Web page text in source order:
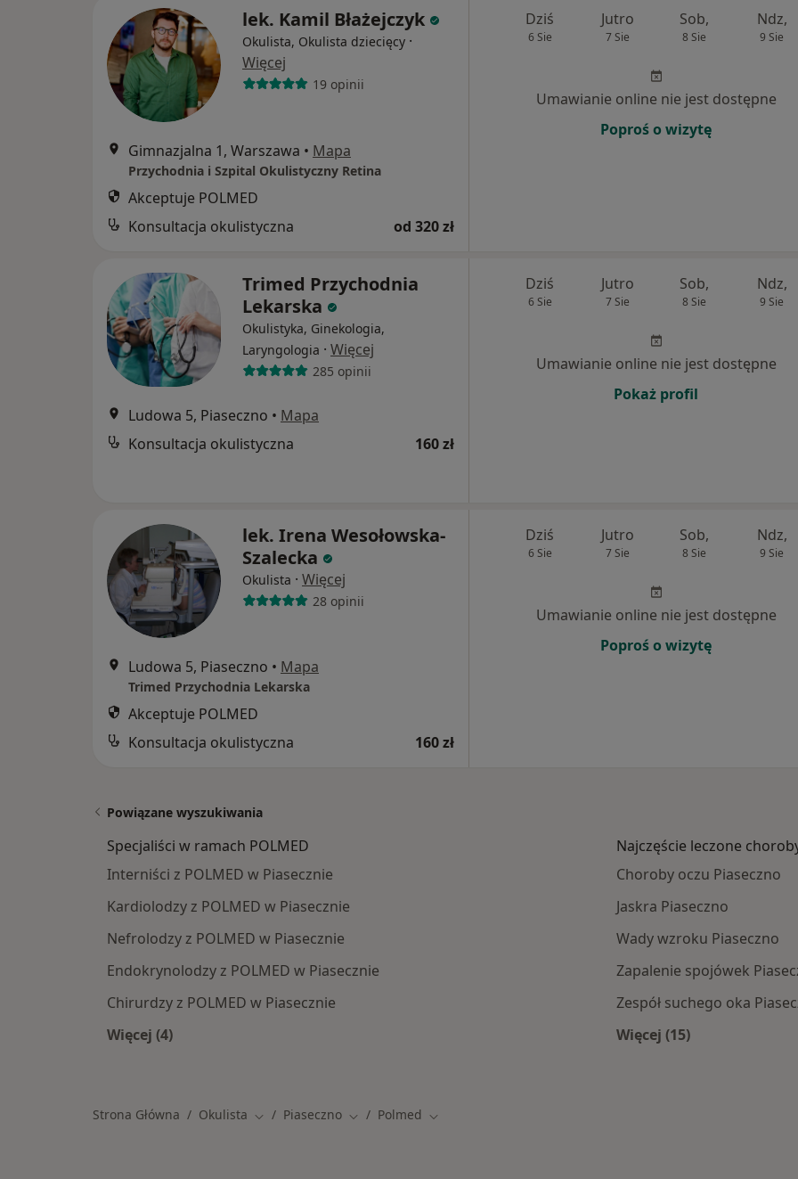
lek. Kamil Błażejczyk
Okulista, Okulista dziecięcy ·
Więcej
19 opinii
Gimnazjalna 1, Warszawa • Mapa
Przychodnia i Szpital Okulistyczny Retina
Akceptuje POLMED
Konsultacja okulistyczna
od 320 zł
Dziś
6 Sie
Jutro
7 Sie
Sob,
8 Sie
Ndz,
9 Sie
Umawianie online nie jest dostępne
Poproś o wizytę
Trimed Przychodnia
Lekarska
Okulistyka, Ginekologia,
Laryngologia · Więcej
285 opinii
Ludowa 5, Piaseczno • Mapa
Konsultacja okulistyczna
160 zł
Dziś
6 Sie
Jutro
7 Sie
Sob,
8 Sie
Ndz,
9 Sie
Umawianie online nie jest dostępne
Pokaż profil
lek. Irena Wesołowska-
Szalecka
Okulista · Więcej
28 opinii
Ludowa 5, Piaseczno • Mapa
Trimed Przychodnia Lekarska
Akceptuje POLMED
Konsultacja okulistyczna
160 zł
Dziś
6 Sie
Jutro
7 Sie
Sob,
8 Sie
Ndz,
9 Sie
Umawianie online nie jest dostępne
Poproś o wizytę
Powiązane wyszukiwania
Specjaliści w ramach POLMED
Interniści z POLMED w Piasecznie
Kardiolodzy z POLMED w Piasecznie
Nefrolodzy z POLMED w Piasecznie
Endokrynolodzy z POLMED w Piasecznie
Chirurdzy z POLMED w Piasecznie
Więcej (4)
Najczęście leczone
Choroby oczu Piaseczno
Jaskra Piaseczno
Wady wzroku Piaseczno
Zapalenie spojówek
Zespół suchego oka
Więcej (15)
Strona Główna Okulista Zmień miasto
Piaseczno Zmień miasto
Polmed Zmień miasto